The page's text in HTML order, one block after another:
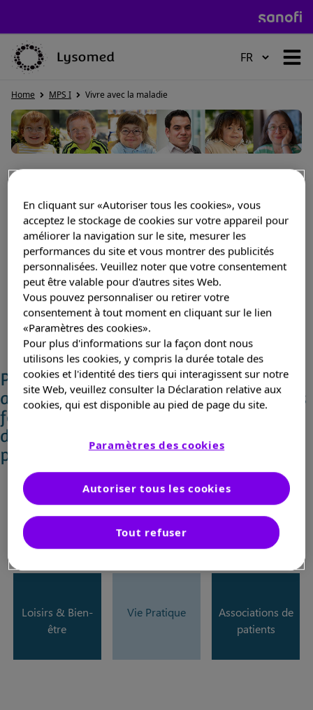
HOME
MALADIE DE POMPE
MALADIE DE GAUCHER
MALADIE DE FABRY
L'ASMD
MPS I
Vous êtes un professionnel de santé
Home MPS I Vivre avec la maladie
Prendre soin de soi ou de ses proches
atteints de la MPS1 n'est pas toujours
facile. Vous trouverez ici plus
d'information et quelques conseils
pratiques.
La maladie de
Travailler / Etudier
Famille &
Entourage
Loisirs & Bien-
être
Vie Pratique
Associations de
patients
En cliquant sur «Autoriser tous les cookies», vous
acceptez le stockage de cookies sur votre appareil pour
améliorer la navigation sur le site, mesurer les
performances du site et vous montrer des publicités
personnalisées. Veuillez noter que votre consentement
peut être valable pour d'autres sites Web.
Vous pouvez personnaliser ou retirer votre
consentement à tout moment en cliquant sur le lien
«Paramètres des cookies».
Pour plus d'informations sur la façon dont nous
utilisons les cookies, y compris la durée totale des
cookies et l'identité des tiers qui interagissent sur notre
site Web, veuillez consulter la Déclaration relative aux
cookies, qui est disponible au pied de page du site.
Paramètres des cookies
Tout refuser
Autoriser tous les cookies